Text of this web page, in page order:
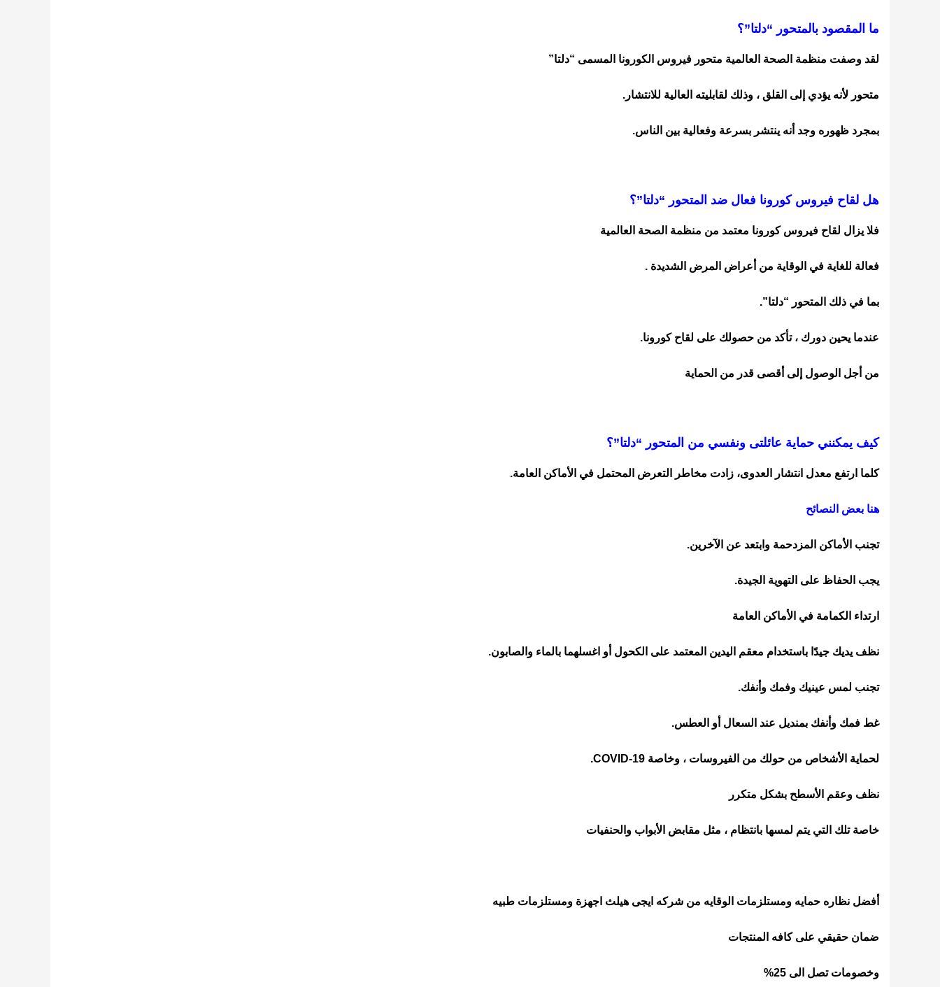
ما المقصود بالمتحور “دلتا”؟
لقد وصفت منظمة الصحة العالمية متحور فيروس الكورونا المسمى “دلتا”
متحور لأنه يؤدي إلى القلق ، وذلك لقابليته العالية للانتشار.
بمجرد ظهوره وجد أنه ينتشر بسرعة وفعالية بين الناس.
هل لقاح فيروس كورونا فعال ضد المتحور “دلتا”؟
فلا يزال لقاح فيروس كورونا معتمد من منظمة الصحة العالمية
فعالة للغاية في الوقاية من أعراض المرض الشديدة .
بما في ذلك المتحور “دلتا”.
عندما يحين دورك ، تأكد من حصولك على لقاح كورونا.
من أجل الوصول إلى أقصى قدر من الحماية
كيف يمكنني حماية عائلتى ونفسي من المتحور “دلتا”؟
كلما ارتفع معدل انتشار العدوى، زادت مخاطر التعرض المحتمل في الأماكن العامة.
هنا بعض النصائح
تجنب الأماكن المزدحمة وابتعد عن الآخرين.
يجب الحفاظ على التهوية الجيدة.
ارتداء الكمامة في الأماكن العامة
نظف يديك جيدًا باستخدام معقم اليدين المعتمد على الكحول أو اغسلهما بالماء والصابون.
تجنب لمس عينيك وفمك وأنفك.
غط فمك وأنفك بمنديل عند السعال أو العطس.
لحماية الأشخاص من حولك من الفيروسات ، وخاصة COVID-19.
نظف وعقم الأسطح بشكل متكرر
خاصة تلك التي يتم لمسها بانتظام ، مثل مقابض الأبواب والحنفيات
أفضل نظاره حمايه ومستلزمات الوقايه من شركه ايجى هيلث اجهزة ومستلزمات طبيه
ضمان حقيقي على كافه المنتجات
وخصومات تصل الى 25%